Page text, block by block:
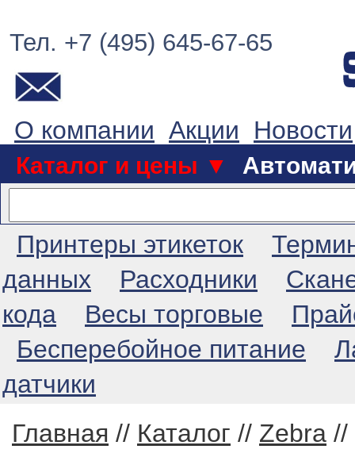
Тел. +7 (495) 645-67-65
О компании Акции Новости
Каталог и цены ▼
Принтеры этикеток
данных
Расходники
кода
Весы торговые
Бесперебойное питание
датчики
Главная // Каталог // Zebra //